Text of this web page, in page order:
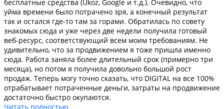
бесплатные средства (Ukoz, Google и т.д.). Очевидно, что
уйма времени было потрачено зря, а конечный результат
так и остался где-то там за горами. Обратилась по совету
знакомых сюда и уже через две недели получила готовый
веб-ресурс, соответствующий всем моим требованиям. Не
удивительно, что за продвижением я тоже пришла именно
сюда. Работа заняла более длительный срок (примерно три
месяца), но потом я получила довольно большой рост
продаж. Теперь могу точно сказать, что DIGITAL на все 100%
отрабатывает потраченные деньги, затраты на продвижение
достаточно быстро окупаются.
Читать полностью